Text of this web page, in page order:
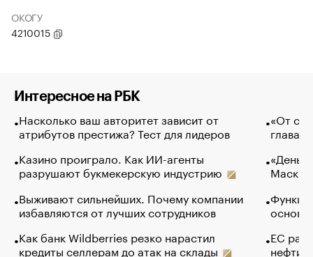
ОКОГУ
4210015
Интересное на РБК
Насколько ваш авторитет зависит от
атрибутов престижа? Тест для лидеров
Казино проиграло. Как ИИ-агенты
разрушают букмекерскую индустрию
Выживают сильнейших. Почему компании
избавляются от лучших сотрудников
Как банк Wildberries резко нарастил
кредиты селлерам до атак на склады
«От
глава
Маск в
основ
ЕС
нефти